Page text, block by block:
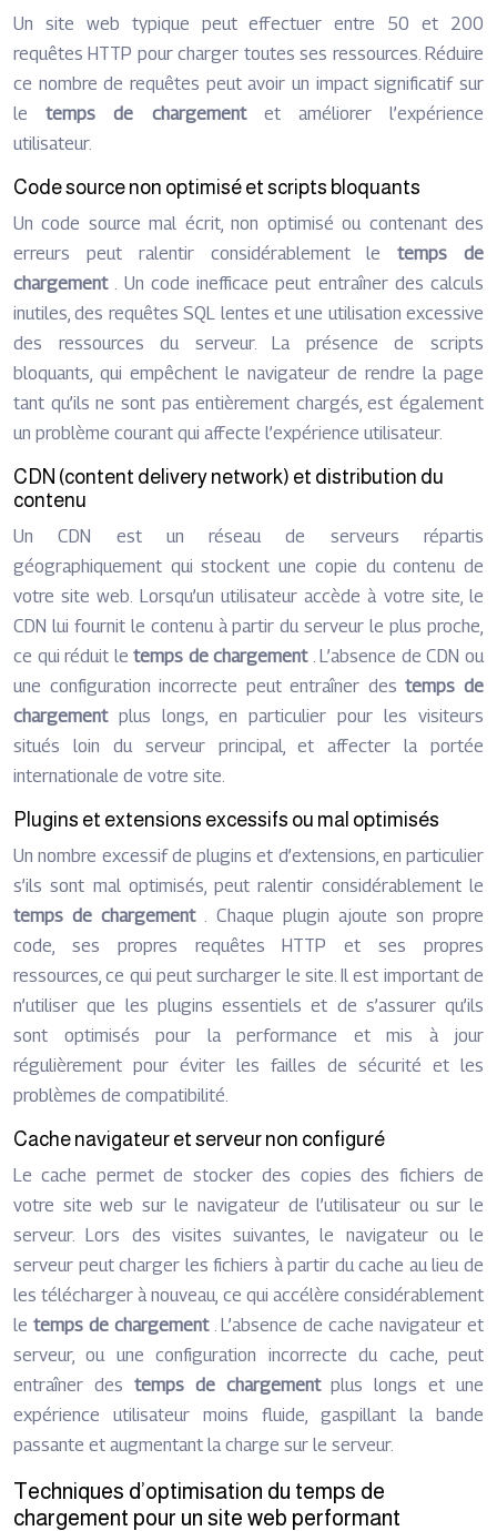
Un site web typique peut effectuer entre 50 et 200
requêtes HTTP pour charger toutes ses ressources. Réduire
ce nombre de requêtes peut avoir un impact significatif sur
letemps de chargement et améliorer l’expérience
utilisateur.
Code source non optimisé et scripts bloquants
Un code source mal écrit, non optimisé ou contenant des
erreurs peut ralentir considérablement letemps de
chargement . Un code inefficace peut entraîner des calculs
inutiles, des requêtes SQL lentes et une utilisation excessive
des ressources du serveur. La présence de scripts
bloquants, qui empêchent le navigateur de rendre la page
tant qu’ils ne sont pas entièrement chargés, est également
un problème courant qui affecte l’expérience utilisateur.
CDN (content delivery network) et distribution du
contenu
Un CDN est un réseau de serveurs répartis
géographiquement qui stockent une copie du contenu de
votre site web. Lorsqu’un utilisateur accède à votre site, le
CDN lui fournit le contenu à partir du serveur le plus proche,
ce qui réduit letemps de chargement . L’absence de CDN ou
une configuration incorrecte peut entraîner destemps de
chargement plus longs, en particulier pour les visiteurs
situés loin du serveur principal, et affecter la portée
internationale de votre site.
Plugins et extensions excessifs ou mal optimisés
Un nombre excessif de plugins et d’extensions, en particulier
s’ils sont mal optimisés, peut ralentir considérablement le
temps de chargement . Chaque plugin ajoute son propre
code, ses propres requêtes HTTP et ses propres
ressources, ce qui peut surcharger le site. Il est important de
n’utiliser que les plugins essentiels et de s’assurer qu’ils
sont optimisés pour la performance et mis à jour
régulièrement pour éviter les failles de sécurité et les
problèmes de compatibilité.
Cache navigateur et serveur non configuré
Le cache permet de stocker des copies des fichiers de
votre site web sur le navigateur de l’utilisateur ou sur le
serveur. Lors des visites suivantes, le navigateur ou le
serveur peut charger les fichiers à partir du cache au lieu de
les télécharger à nouveau, ce qui accélère considérablement
le temps de chargement . L’absence de cache navigateur et
serveur, ou une configuration incorrecte du cache, peut
entraîner des temps de chargementplus longs et une
expérience utilisateur moins fluide, gaspillant la bande
passante et augmentant la charge sur le serveur.
Techniques d’optimisation du temps de
chargement pour un site web performant